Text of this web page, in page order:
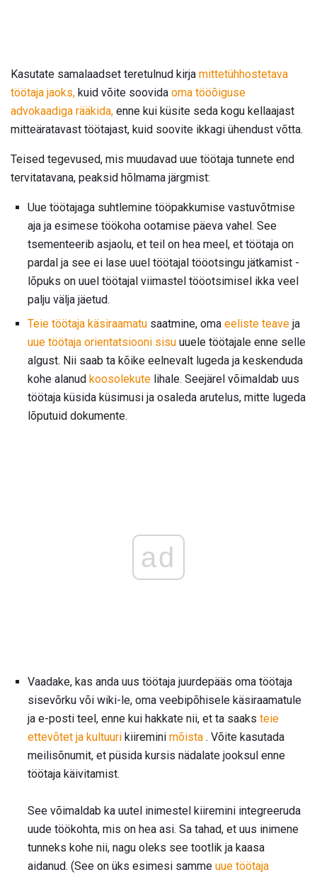
Kasutate samalaadset teretulnud kirja mittetühhostetava
töötaja jaoks, kuid võite soovida oma tööõiguse
advokaadiga rääkida, enne kui küsite seda kogu kellaajast
mitteäratavast töötajast, kuid soovite ikkagi ühendust võtta.
Teised tegevused, mis muudavad uue töötaja tunnete end
tervitatavana, peaksid hõlmama järgmist:
Uue töötajaga suhtlemine tööpakkumise vastuvõtmise
aja ja esimese töökoha ootamise päeva vahel. See
tsementeerib asjaolu, et teil on hea meel, et töötaja on
pardal ja see ei lase uuel töötajal tööotsingu jätkamist -
lõpuks on uuel töötajal viimastel tööotsimisel ikka veel
palju välja jäetud.
Teie töötaja käsiraamatu saatmine, oma eeliste teave ja
uue töötaja orientatsiooni sisu uuele töötajale enne selle
algust. Nii saab ta kõike eelnevalt lugeda ja keskenduda
kohe alanud koosolekute lihale. Seejärel võimaldab uus
töötaja küsida küsimusi ja osaleda arutelus, mitte lugeda
lõputuid dokumente.
ad
Vaadake, kas anda uus töötaja juurdepääs oma töötaja
sisevõrku või wiki-le, oma veebipõhisele käsiraamatule
ja e-posti teel, enne kui hakkate nii, et ta saaks teie
ettevõtet ja kultuuri kiiremini mõista . Võite kasutada
meilisõnumit, et püsida kursis nädalate jooksul enne
töötaja käivitamist.
See võimaldab ka uutel inimestel kiiremini integreeruda
uude töökohta, mis on hea asi. Sa tahad, et uus inimene
tunneks kohe nii, nagu oleks see tootlik ja kaasa
aidanud. (See on üks esimesi samme uue töötaja